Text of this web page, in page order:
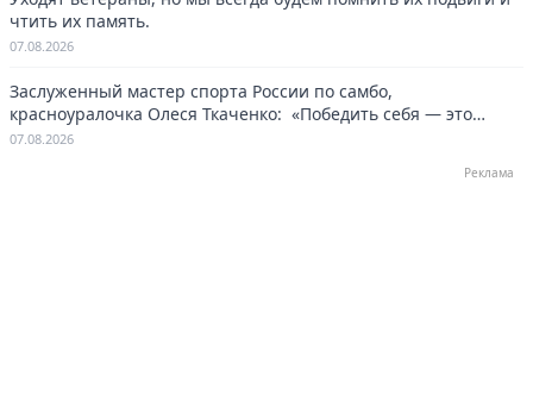
чтить их память.
07.08.2026
Заслуженный мастер спорта России по самбо,
красноуралочка Олеся Ткаченко: «Победить себя — это
навсегда»
07.08.2026
Реклама